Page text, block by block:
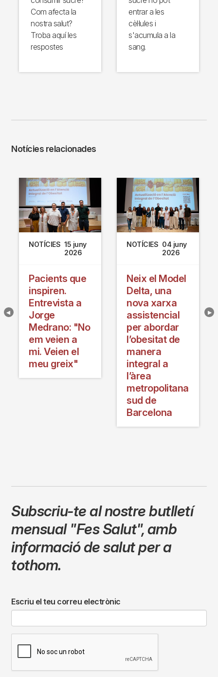
Com afecta la
nostra salut?
Troba aquí les
respostes
entrar a les
cèl·lules i
s'acumula a la
sang.
Notícies relacionades
NOTÍCIES 15 juny
2026
Pacients que
inspiren.
Entrevista a
Jorge
Medrano: "No
em veien a
mi. Veien el
meu greix"
NOTÍCIES 04 juny
2026
Neix el Model
Delta, una
nova xarxa
assistencial
per abordar
l’obesitat de
manera
integral a
l’àrea
metropolitana
sud de
Barcelona
Subscriu-te al nostre butlletí
mensual "Fes Salut",amb
informació de salut per a
tothom.
Escriu el teu correu electrònic